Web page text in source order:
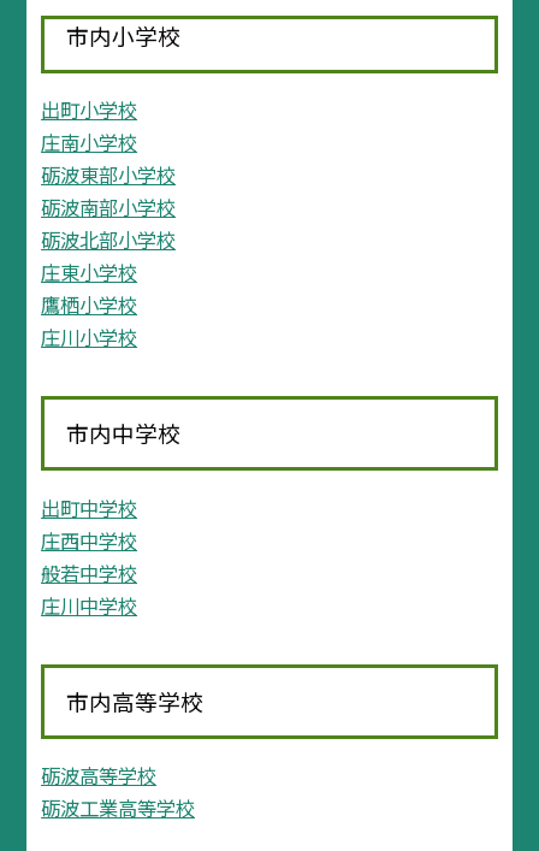
市内小学校
出町小学校
庄南小学校
砺波東部小学校
砺波南部小学校
砺波北部小学校
庄東小学校
鷹栖小学校
庄川小学校
市内中学校
出町中学校
庄西中学校
般若中学校
庄川中学校
市内高等学校
砺波高等学校
砺波工業高等学校